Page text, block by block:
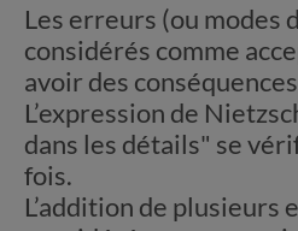
Les erreurs (ou modes
considérés comme
avoir des
L’expression de
dans les détails" se
fois.
L’addition de plusieurs